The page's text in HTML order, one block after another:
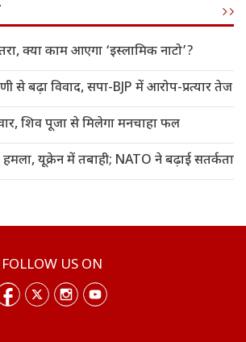
क्या काम आएगा ‘इस्लामिक नाटो’?
से बढ़ा विवाद, सपा-BJP में आरोप-प्रत्यार तेज
शिव पूजा से मिलेगा मनचाहा फल
यूक्रेन में तबाही; NATO ने बढ़ाई सतर्कता
FOLLOW US ON